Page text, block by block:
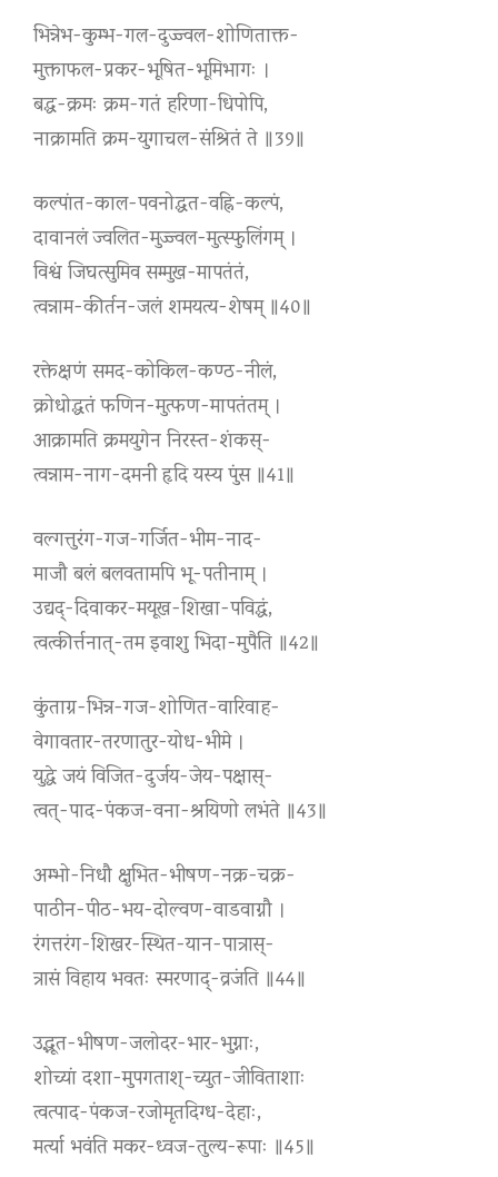
भिन्नेभ-कुम्भ-गल-दुज्ज्वल-शोणिताक्त-
मुक्ताफल-प्रकर-भूषित-भूमिभागः ।
बद्ध-क्रमः क्रम-गतं हरिणा-धिपोपि,
नाक्रामति क्रम-युगाचल-संश्रितं ते ॥39॥
कल्पांत-काल-पवनोद्धत-वह्नि-कल्पं,
दावानलं ज्वलित-मुज्ज्वल-मुत्स्फुलिंगम् ।
विश्वं जिघत्सुमिव सम्मुख-मापतंतं,
त्वन्नाम-कीर्तन-जलं शमयत्य-शेषम् ॥40॥
रक्तेक्षणं समद-कोकिल-कण्ठ-नीलं,
क्रोधोद्धतं फणिन-मुत्फण-मापतंतम् ।
आक्रामति क्रमयुगेन निरस्त-शंकस्-
त्वन्नाम-नाग-दमनी हृदि यस्य पुंस ॥41॥
वल्गत्तुरंग-गज-गर्जित-भीम-नाद-
माजौ बलं बलवतामपि भू-पतीनाम् ।
उद्यद्-दिवाकर-मयूख-शिखा-पविद्धं,
त्वत्कीर्त्तनात्-तम इवाशु भिदा-मुपैति ॥42॥
कुंताग्र-भिन्न-गज-शोणित-वारिवाह-
वेगावतार-तरणातुर-योध-भीमे ।
युद्धे जयं विजित-दुर्जय-जेय-पक्षास्-
त्वत्-पाद-पंकज-वना-श्रयिणो लभंते ॥43॥
अम्भो-निधौ क्षुभित-भीषण-नक्र-चक्र-
पाठीन-पीठ-भय-दोल्वण-वाडवाग्नौ ।
रंगत्तरंग-शिखर-स्थित-यान-पात्रास्-
त्रासं विहाय भवतः स्मरणाद्-व्रजंति ॥44॥
उद्भूत-भीषण-जलोदर-भार-भुग्नाः,
शोच्यां दशा-मुपगताश्-च्युत-जीविताशाः
त्वत्पाद-पंकज-रजोमृतदिग्ध-देहाः,
मर्त्या भवंति मकर-ध्वज-तुल्य-रूपाः ॥45॥